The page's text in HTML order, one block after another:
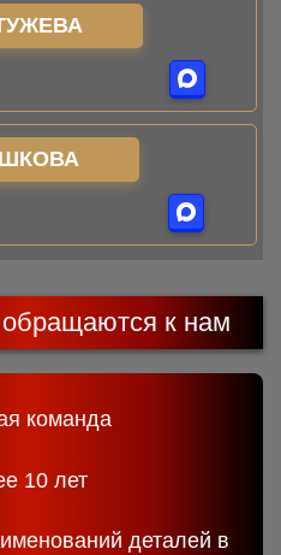
к нам
команда
10 лет
деталей в